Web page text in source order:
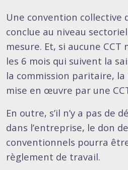
Une convention collective
conclue au niveau
mesure. Et, si aucune CCT
les 6 mois qui suivent la
la commission paritaire,
mise en œuvre par une
En outre, s’il n’y a pas de
dans l’entreprise, le don
conventionnels pourra
règlement de travail.